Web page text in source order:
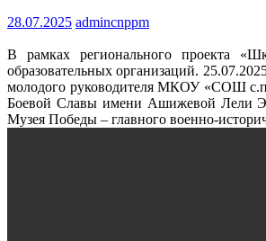
28.07.2025 admincnppm
В рамках регионального проекта
образовательных организаций.
молодого руководителя МКОУ «СОШ с.п.
Боевой Славы имени Ашижевой Лели
Музея Победы – главного военно-